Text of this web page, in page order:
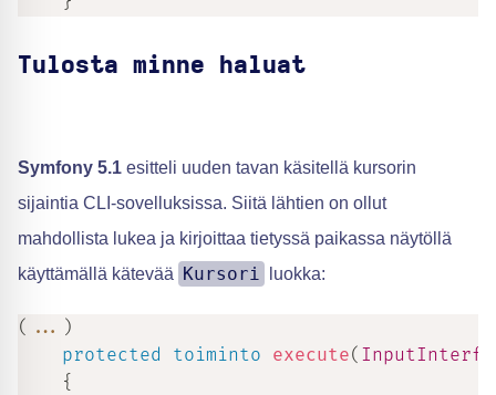
Tulosta minne haluat
Symfony 5.1 esitteli uuden tavan käsitellä kursorin
sijaintia CLI-sovelluksissa. Siitä lähtien on ollut
mahdollista lukea ja kirjoittaa tietyssä paikassa näytöllä
käyttämällä kätevää Kursori luokka:
( ... )
protected
toiminto execute(
{